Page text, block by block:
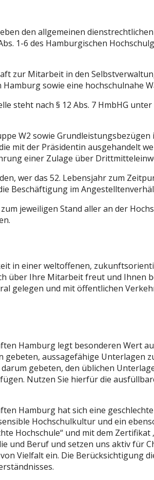
den allgemeinen
1-6 des Hamburgischen
zur Mitarbeit in den
sowie eine hochschulnahe
steht nach § 12 Abs. 7 HmbHG
W2 sowie Grundleistungsbezügen
mit der Präsidentin ausgehandelt
einer Zulage über
wer das 52. Lebensjahr zum
Beschäftigung im
jeweiligen Stand aller an der
in einer weltoffenen,
über Ihre Mitarbeit freut und Ihnen
gelegen und mit öffentlichen
Hamburg legt besonderen Wert
gebeten, aussagefähige Unterlagen
gebeten, den üblichen
Nutzen Sie hierfür die
Hamburg hat sich eine
Hochschulkultur und ein
Hochschule“ und mit dem Zertifikat
und Beruf und setzen uns aktiv für
Vielfalt ein. Die Berücksichtigung